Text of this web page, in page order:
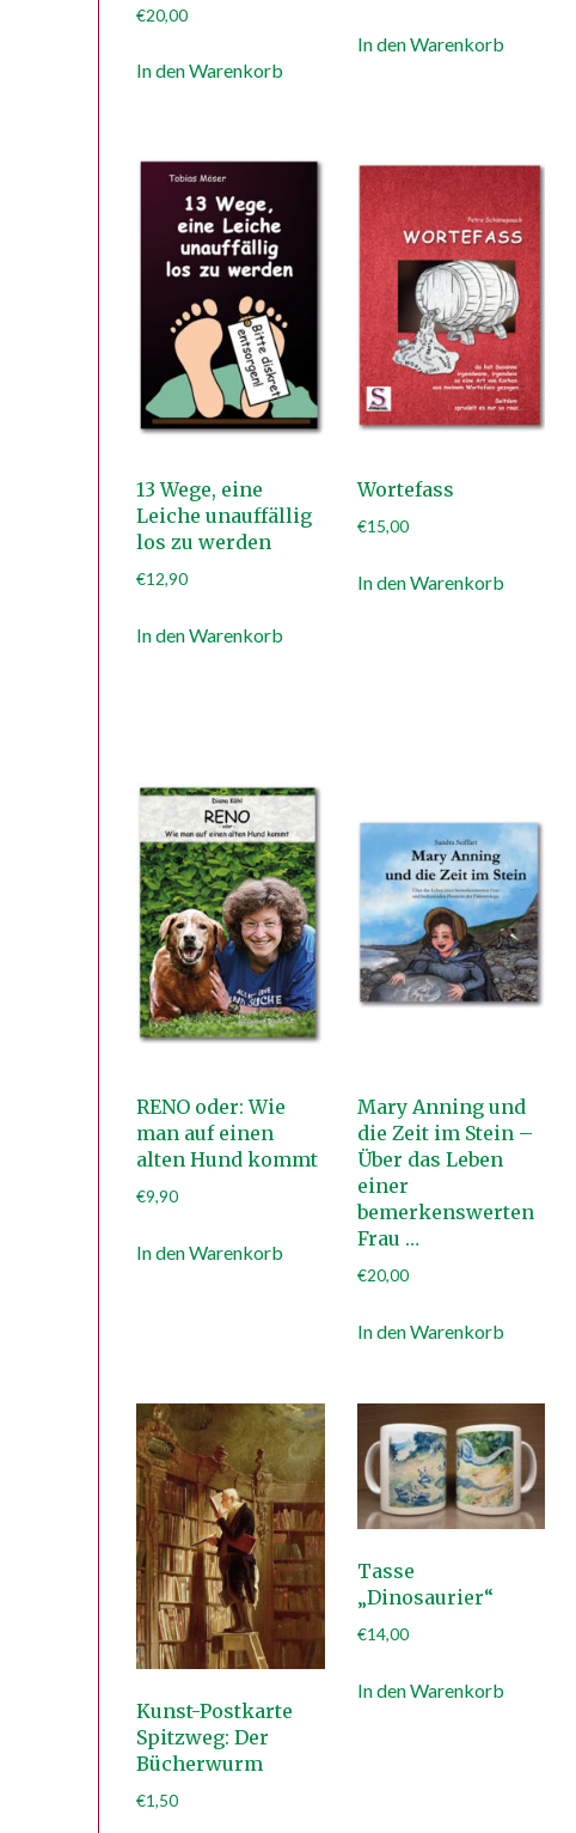
€20,00
In den Warenkorb
In den Warenkorb
13 Wege, eine
Leiche unauffällig
los zu werden
€12,90
In den Warenkorb
Wortefass
€15,00
In den Warenkorb
RENO oder: Wie
man auf einen
alten Hund kommt
€9,90
In den Warenkorb
Mary Anning und
die Zeit im Stein –
Über das Leben
einer
bemerkenswerten
Frau …
€20,00
In den Warenkorb
Kunst-Postkarte
Spitzweg: Der
Bücherwurm
€1,50
Tasse
„Dinosaurier“
€14,00
In den Warenkorb